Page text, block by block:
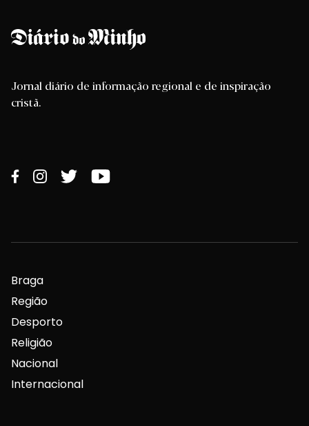
Jornal diário de informação regional e de inspiração
cristã.
Braga
Região
Desporto
Religião
Nacional
Internacional